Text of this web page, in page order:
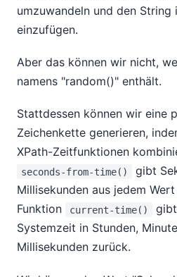
umzuwandeln und den String
einzufügen.
Aber das können wir nicht,
namens "random()" enthält.
Stattdessen können wir eine
Zeichenkette generieren,
XPath-Zeitfunktionen
seconds-from-time()
gibt
Millisekunden aus jedem
Funktion
current-time()
Systemzeit in Stunden,
Millisekunden zurück.